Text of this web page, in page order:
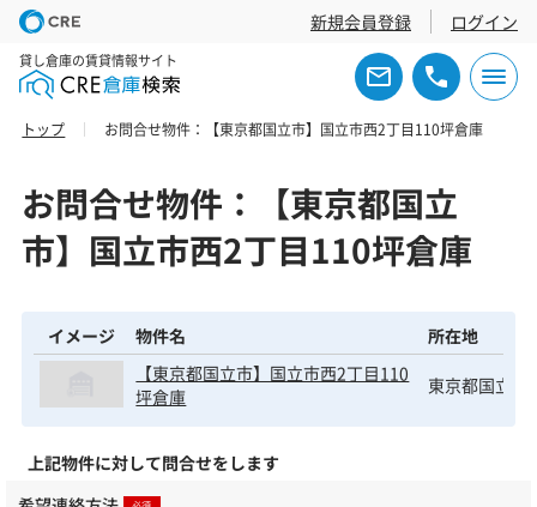
新規会員登録 ログイン
貸し倉庫の賃貸情報サイト
トップ お問合せ物件：【東京都国立市】国立市西2丁目110坪倉庫
お問合せ物件：【東京都国立
市】国立市西2丁目110坪倉庫
イメージ 物件名
所在地
【東京都国立市】国立市西2丁目110
坪倉庫
東京都国立市
上記物件に対して問合せをします